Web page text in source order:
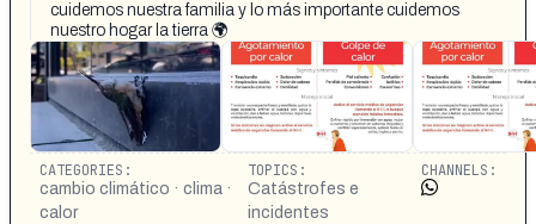
cuidemos nuestra familia y lo más importante cuidemos
nuestro hogar la tierra 🌍
CATEGORIES:
cambio climático · clima ·
calor
TOPICS:
Catástrofes e
incidentes
CHANNELS: